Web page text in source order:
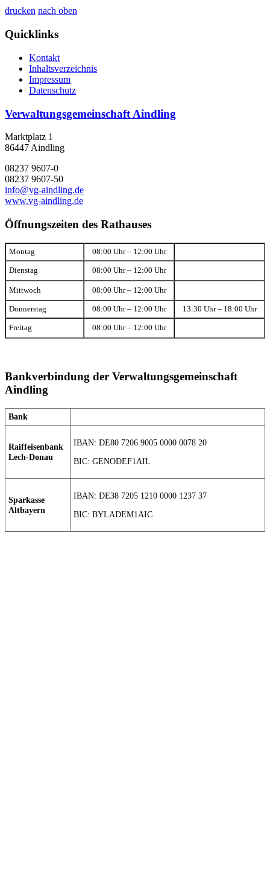
drucken nach oben
Quicklinks
Kontakt
Inhaltsverzeichnis
Impressum
Datenschutz
Verwaltungsgemeinschaft Aindling
Marktplatz 1
86447 Aindling
08237 9607-0
08237 9607-50
info@vg-aindling.de
www.vg-aindling.de
Öffnungszeiten des Rathauses
Montag 08:00 Uhr – 12:00 Uhr
Dienstag 08:00 Uhr – 12:00 Uhr
Mittwoch 08:00 Uhr – 12:00 Uhr
Donnerstag 08:00 Uhr – 12:00 Uhr 13:30 Uhr – 18:00 Uhr
Freitag 08:00 Uhr – 12:00 Uhr
Bankverbindung der Verwaltungsgemeinschaft
Aindling
Bank
Raiffeisenbank
Lech-Donau
IBAN: DE80 7206 9005 0000 0078 20
BIC: GENODEF1AIL
Sparkasse
Altbayern
IBAN: DE38 7205 1210 0000 1237 37
BIC: BYLADEM1AIC